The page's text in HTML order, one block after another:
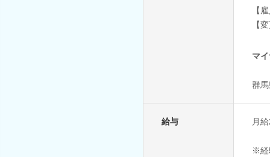
【
【
マ
群
給与 月
※経